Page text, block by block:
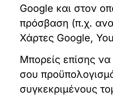
Google και στον
πρόσβαση (π.χ.
Χάρτες Google,
Μπορείς επίσης να
σου
συγκεκριμένους